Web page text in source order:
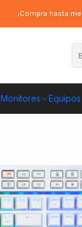
Monitores
¡Compra hasta
Teclado Redragon